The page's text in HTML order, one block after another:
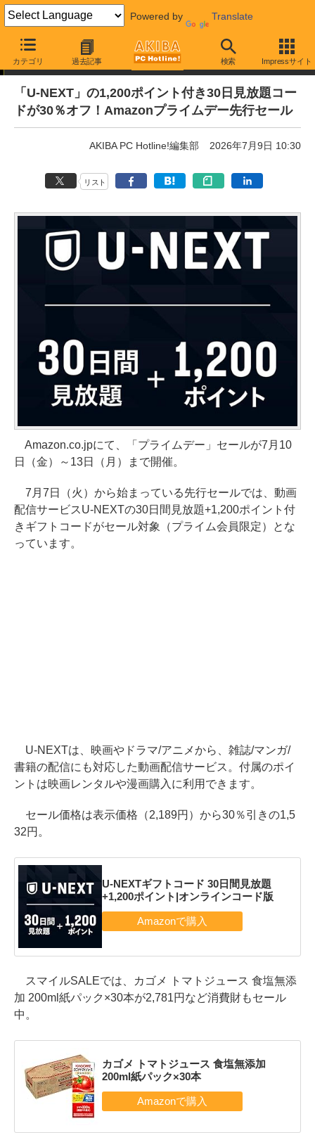
Powered by Translate
カテゴリ 過去記事 検索 Impressサイト
通販セール
「U-NEXT」の1,200ポイント付き30日見放題コー
ドが30％オフ！Amazonプライムデー先行セール
AKIBA PC Hotline!編集部 2026年7月9日 10:30
リスト
Amazon.co.jpにて、「プライムデー」セールが7月10
日（金）～13日（月）まで開催。
7月7日（火）から始まっている先行セールでは、動画
配信サービスU-NEXTの30日間見放題+1,200ポイント付
きギフトコードがセール対象（プライム会員限定）とな
っています。
U-NEXTは、映画やドラマ/アニメから、雑誌/マンガ/
書籍の配信にも対応した動画配信サービス。付属のポイ
ントは映画レンタルや漫画購入に利用できます。
セール価格は表示価格（2,189円）から30％引きの1,5
32円。
U-NEXTギフトコード 30日間見放題
+1,200ポイント|オンラインコード版
スマイルSALEでは、カゴメ トマトジュース 食塩無添
加 200ml紙パック×30本が2,781円など消費財もセール
中。
カゴメ トマトジュース 食塩無添加
200ml紙パック×30本